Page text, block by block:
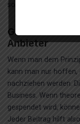
sollte nicht der Grund
Gamomat als
Anbieter
Wenn man dem
kann man nur hoffen,
nachziehen werden.
Business. Wenn
gespendet wird,
Jeder Beitrag hilft